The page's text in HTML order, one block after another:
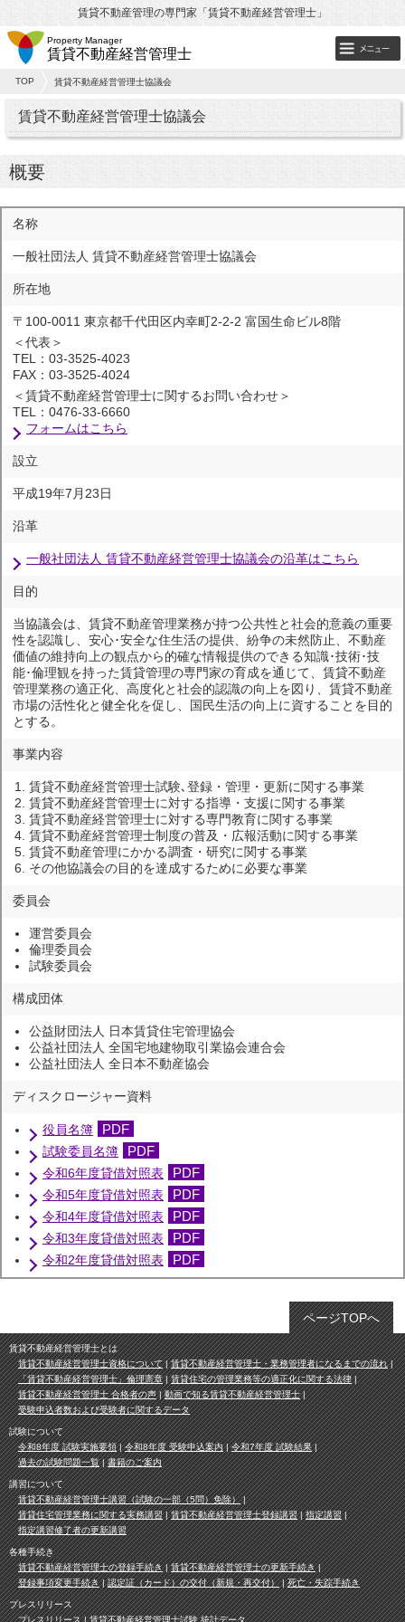
賃貸不動産管理の専門家「賃貸不動産経営管理士」
Property Manager
賃貸不動産経営管理士
TOP 賃貸不動産経営管理士協議会
賃貸不動産経営管理士協議会
概要
名称
一般社団法人 賃貸不動産経営管理士協議会
所在地
〒100-0011 東京都千代田区内幸町2-2-2 富国生命ビル8階
＜代表＞
TEL：03-3525-4023
FAX：03-3525-4024
＜賃貸不動産経営管理士に関するお問い合わせ＞
TEL：0476-33-6660
フォームはこちら
設立
平成19年7月23日
沿革
一般社団法人 賃貸不動産経営管理士協議会の沿革はこちら
目的
当協議会は、賃貸不動産管理業務が持つ公共性と社会的意義の重要
性を認識し、安心･安全な住生活の提供、紛争の未然防止、不動産
価値の維持向上の観点から的確な情報提供のできる知識･技術･技
能･倫理観を持った賃貸管理の専門家の育成を通じて、賃貸不動産
管理業務の適正化、高度化と社会的認識の向上を図り、賃貸不動産
市場の活性化と健全化を促し、国民生活の向上に資することを目的
とする。
事業内容
賃貸不動産経営管理士試験､登録・管理・更新に関する事業
賃貸不動産経営管理士に対する指導・支援に関する事業
賃貸不動産経営管理士に対する専門教育に関する事業
賃貸不動産経営管理士制度の普及・広報活動に関する事業
賃貸不動産管理にかかる調査・研究に関する事業
その他協議会の目的を達成するために必要な事業
委員会
運営委員会
倫理委員会
試験委員会
構成団体
公益財団法人 日本賃貸住宅管理協会
公益社団法人 全国宅地建物取引業協会連合会
公益社団法人 全日本不動産協会
ディスクロージャー資料
役員名簿 PDF
試験委員名簿 PDF
令和6年度貸借対照表 PDF
令和5年度貸借対照表 PDF
令和4年度貸借対照表 PDF
令和3年度貸借対照表 PDF
令和2年度貸借対照表 PDF
ページTOPへ
賃貸不動産経営管理士とは
賃貸不動産経営管理士資格について
賃貸不動産経営管理士・業務管理者になるまでの流れ
「賃貸不動産経営管理士」倫理憲章
賃貸住宅の管理業務等の適正化に関する法律
賃貸不動産経営管理士 合格者の声
動画で知る賃貸不動産経営管理士
受験申込者数および受験者に関するデータ
試験について
令和8年度 試験実施要領
令和8年度 受験申込案内
令和7年度 試験結果
過去の試験問題一覧
書籍のご案内
講習について
賃貸不動産経営管理士講習（試験の一部（5問）免除）
賃貸住宅管理業務に関する実務講習
賃貸不動産経営管理士登録講習
指定講習
指定講習修了者の更新講習
各種手続き
賃貸不動産経営管理士の登録手続き
賃貸不動産経営管理士の更新手続き
登録事項変更手続き
認定証（カード）の交付（新規・再交付） 死亡・失踪手続き
プレスリリース
プレスリリース
賃貸不動産経営管理士試験 統計データ